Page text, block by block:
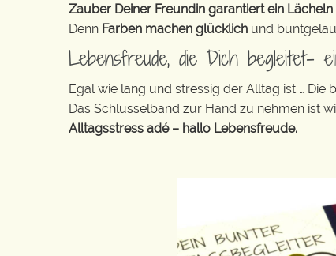
Zauber Deiner Freundin garantiert ein Lächeln
Denn Farben machen glücklich und
Lebensfreude, die Dich begleitet-
Egal wie lang und stressig der Alltag ist … Die
Das Schlüsselband zur Hand zu nehmen ist
Alltagsstress adé – hallo Lebensfreude.